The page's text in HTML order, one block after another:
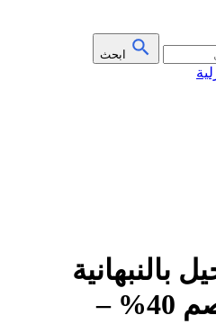
ابحث
بالنبهانية
0509091475 خصم 40% –